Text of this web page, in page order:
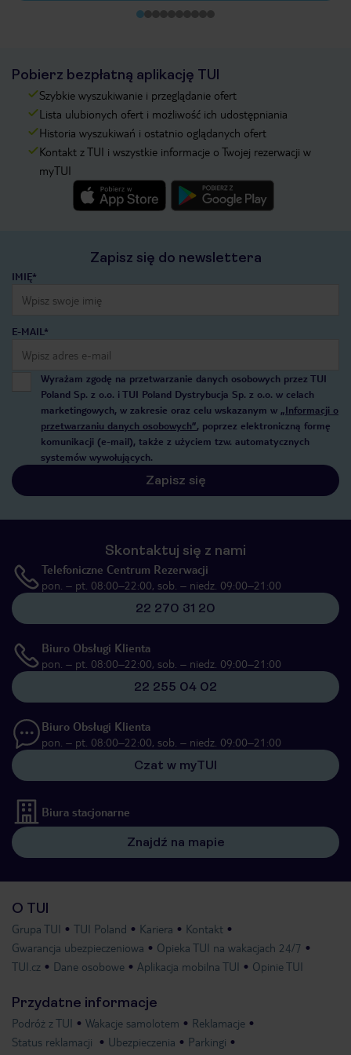
Pobierz bezpłatną aplikację TUI
Szybkie wyszukiwanie i przeglądanie ofert
Lista ulubionych ofert i możliwość ich udostępniania
Historia wyszukiwań i ostatnio oglądanych ofert
Kontakt z TUI i wszystkie informacje o Twojej rezerwacji w
myTUI
Zapisz się do newslettera
IMIĘ*
E-MAIL*
Wyrażam zgodę na przetwarzanie danych osobowych przez TUI
Poland Sp. z o.o. i TUI Poland Dystrybucja Sp. z o.o. w celach
marketingowych, w zakresie oraz celu wskazanym w „Informacji o
przetwarzaniu danych osobowych”, poprzez elektroniczną formę
komunikacji (e-mail), także z użyciem tzw. automatycznych
systemów wywołujących.
Zapisz się
Skontaktuj się z nami
Telefoniczne Centrum Rezerwacji
pon. – pt. 08:00–22:00, sob. – niedz. 09:00–21:00
22 270 31 20
Biuro Obsługi Klienta
pon. – pt. 08:00–22:00, sob. – niedz. 09:00–21:00
22 255 04 02
Biuro Obsługi Klienta
pon. – pt. 08:00–22:00, sob. – niedz. 09:00–21:00
Czat w myTUI
Biura stacjonarne
Znajdź na mapie
O TUI
Grupa TUI TUI Poland Kariera
Kontakt
Gwarancja ubezpieczeniowa
Opieka TUI na wakacjach 24/7
TUI.cz
Dane osobowe Aplikacja mobilna TUI Opinie TUI
Przydatne informacje
Podróż z TUI Wakacje samolotem
Reklamacje
Status reklamacji
Ubezpieczenia
Parkingi